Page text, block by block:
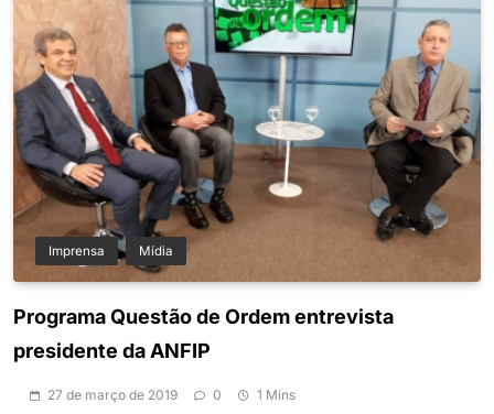
Imprensa Mídia
Programa Questão de Ordem entrevista
presidente da ANFIP
27 de março de 2019 0 1 Mins